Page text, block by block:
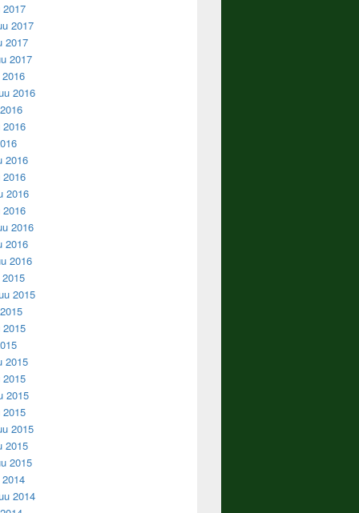
2017
2017
2017
2017
2016
2016
2016
2016
2016
2016
2016
2015
2015
2015
2015
2015
2015
2015
2014